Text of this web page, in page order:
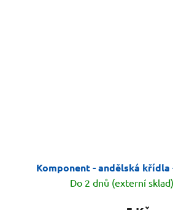
Komponent - andělská křídla
Do 2 dnů (externí sklad)